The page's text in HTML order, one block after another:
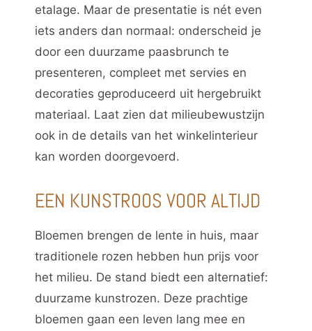
etalage. Maar de presentatie is nét even
iets anders dan normaal: onderscheid je
door een duurzame paasbrunch te
presenteren, compleet met servies en
decoraties geproduceerd uit hergebruikt
materiaal. Laat zien dat milieubewustzijn
ook in de details van het winkelinterieur
kan worden doorgevoerd.
EEN KUNSTROOS VOOR ALTIJD
Bloemen brengen de lente in huis, maar
traditionele rozen hebben hun prijs voor
het milieu. De stand biedt een alternatief:
duurzame kunstrozen. Deze prachtige
bloemen gaan een leven lang mee en